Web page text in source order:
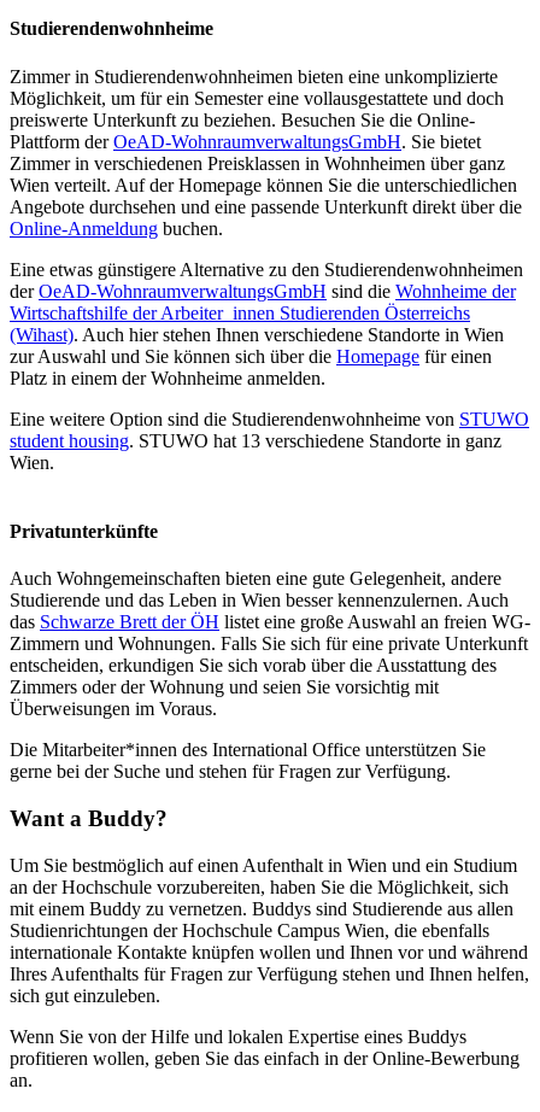
Studierendenwohnheime
Zimmer in Studierendenwohnheimen bieten eine unkomplizierte
Möglichkeit, um für ein Semester eine vollausgestattete und doch
preiswerte Unterkunft zu beziehen. Besuchen Sie die Online-
Plattform derOeAD-WohnraumverwaltungsGmbH. Sie bietet
Zimmer in verschiedenen Preisklassen in Wohnheimen über ganz
Wien verteilt. Auf der Homepage können Sie die unterschiedlichen
Angebote durchsehen und eine passende Unterkunft direkt über die
Online-Anmeldung buchen.
Eine etwas günstigere Alternative zu den Studierendenwohnheimen
derOeAD-WohnraumverwaltungsGmbH sind die Wohnheime der
Wirtschaftshilfe der Arbeiter_innen Studierenden Österreichs
(Wihast). Auch hier stehen Ihnen verschiedene Standorte in Wien
zur Auswahl und Sie können sich über die Homepage für einen
Platz in einem der Wohnheime anmelden.
Eine weitere Option sind die Studierendenwohnheime von STUWO
student housing. STUWO hat 13 verschiedene Standorte in ganz
Wien.
Privatunterkünfte
Auch Wohngemeinschaften bieten eine gute Gelegenheit, andere
Studierende und das Leben in Wien besser kennenzulernen. Auch
das Schwarze Brett der ÖH listet eine große Auswahl an freien WG-
Zimmern und Wohnungen. Falls Sie sich für eine private Unterkunft
entscheiden, erkundigen Sie sich vorab über die Ausstattung des
Zimmers oder der Wohnung und seien Sie vorsichtig mit
Überweisungen im Voraus.
Die Mitarbeiter*innen des International Office unterstützen Sie
gerne bei der Suche und stehen für Fragen zur Verfügung.
Want a Buddy?
Um Sie bestmöglich auf einen Aufenthalt in Wien und ein Studium
an der Hochschule vorzubereiten, haben Sie die Möglichkeit, sich
mit einem Buddy zu vernetzen. Buddys sind Studierende aus allen
Studienrichtungen der Hochschule Campus Wien, die ebenfalls
internationale Kontakte knüpfen wollen und Ihnen vor und während
Ihres Aufenthalts für Fragen zur Verfügung stehen und Ihnen helfen,
sich gut einzuleben.
Wenn Sie von der Hilfe und lokalen Expertise eines Buddys
profitieren wollen, geben Sie das einfach in der Online-Bewerbung
an.